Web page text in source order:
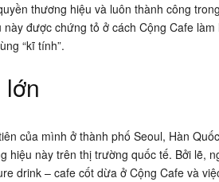
thương hiệu và luôn thành công
được chứng tỏ ở cách Cộng Cafe
“kĩ tính”.
của mình ở thành phố Seoul, Hàn
hiệu này trên thị trường quốc tế. Bởi lẽ,
drink – cafe cốt dừa ở Cộng Cafe và